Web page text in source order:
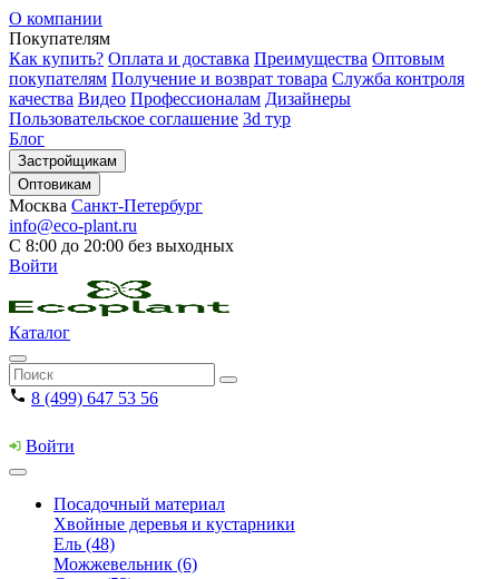
О компании
Покупателям
Как купить? Оплата и доставка Преимущества Оптовым
покупателям Получение и возврат товара Служба контроля
качества Видео Профессионалам Дизайнеры
Пользовательское соглашение 3d тур
Блог
Застройщикам
Оптовикам
Москва Санкт-Петербург
info@eco-plant.ru
С 8:00 до 20:00 без выходных
Войти
Каталог
8 (499) 647 53 56
Войти
Посадочный материал
Хвойные деревья и кустарники
Ель (48)
Можжевельник (6)